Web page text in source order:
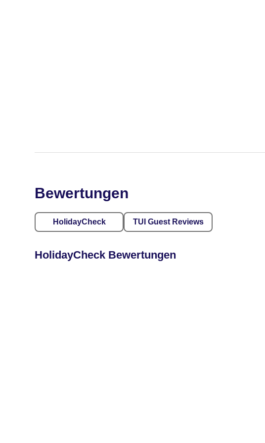
Bewertungen
HolidayCheck TUI Guest Reviews
HolidayCheck Bewertungen